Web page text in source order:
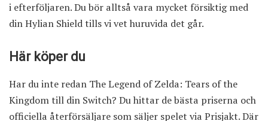
i efterföljaren. Du bör alltså vara mycket försiktig med
din Hylian Shield tills vi vet huruvida det går.
Här köper du
Har du inte redan The Legend of Zelda: Tears of the
Kingdom till din Switch? Du hittar debästa priserna och
officiella återförsäljare som säljer spelet via Prisjakt. Där